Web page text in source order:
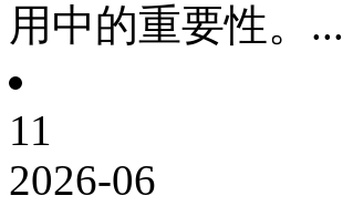
用中的重要性。...
11
2026-06